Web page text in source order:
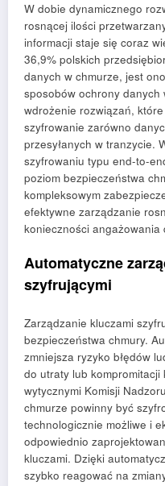
W dobie dynamicznego
rosnącej ilości
informacji staje się coraz
36,9% polskich
danych w chmurze, jest
sposobów ochrony
wdrożenie rozwiązań,
szyfrowanie zarówno
przesyłanych w tranzycie.
szyfrowaniu typu end-to-
poziom bezpieczeństwa
kompleksowym
efektywne zarządzanie
konieczności
Automatyczne
szyfrującymi
Zarządzanie kluczami
bezpieczeństwa chmury.
zmniejsza ryzyko błędów
do utraty lub
wytycznymi Komisji
chmurze powinny być
technologicznie możliwe i
odpowiednio
kluczami. Dzięki
szybko reagować na